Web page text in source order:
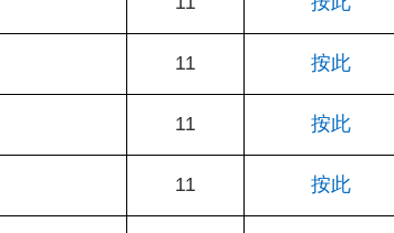
11 按此
11 按此
11 按此